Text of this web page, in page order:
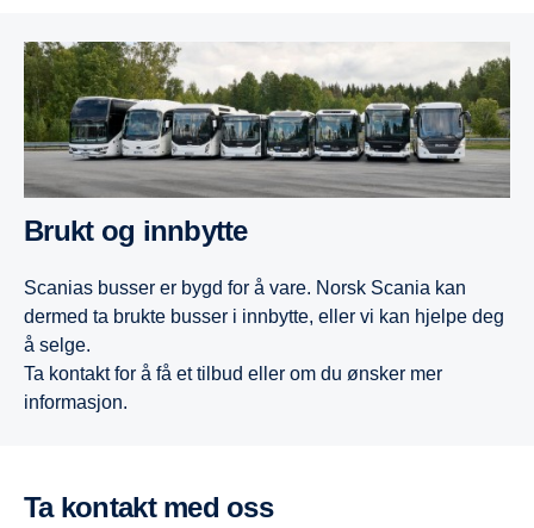
Brukt og innbytte
Scanias busser er bygd for å vare. Norsk Scania kan
dermed ta brukte busser i innbytte, eller vi kan hjelpe deg
å selge.
Ta kontakt for å få et tilbud eller om du ønsker mer
informasjon.
Ta kontakt med oss